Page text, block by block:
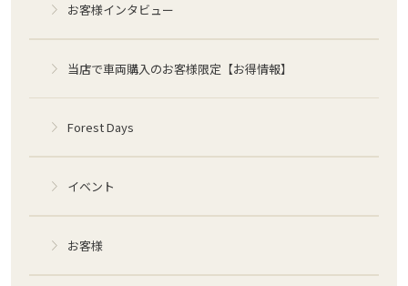
お客様インタビュー
当店で車両購入のお客様限定【お得情報】
Forest Days
イベント
お客様